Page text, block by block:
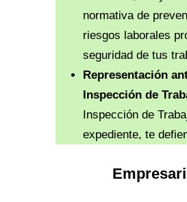
normativa de
riesgos laborales
seguridad de tus
Representación
Inspección de
Inspección de
expediente, te